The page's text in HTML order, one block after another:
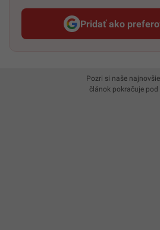
Pridať ako
Pozri si naše
článok pokračuje pod